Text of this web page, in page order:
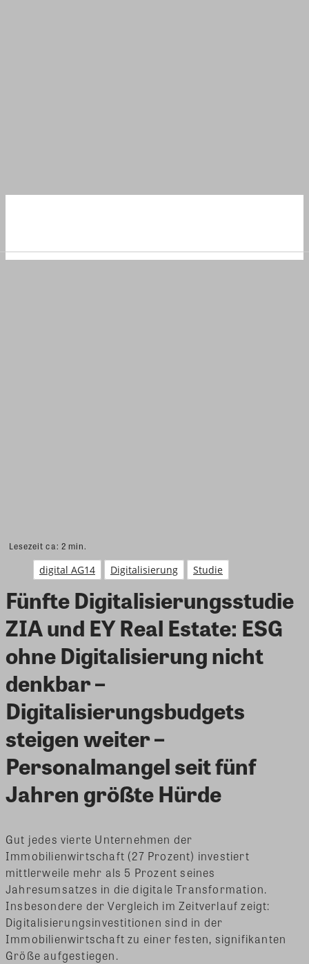
Lesezeit ca: 2 min.
digital AG14 Digitalisierung Studie
Fünfte Digitalisierungsstudie
ZIA und EY Real Estate: ESG
ohne Digitalisierung nicht
denkbar –
Digitalisierungsbudgets
steigen weiter –
Personalmangel seit fünf
Jahren größte Hürde
Gut jedes vierte Unternehmen der
Immobilienwirtschaft (27 Prozent) investiert
mittlerweile mehr als 5 Prozent seines
Jahresumsatzes in die digitale Transformation.
Insbesondere der Vergleich im Zeitverlauf zeigt:
Digitalisierungsinvestitionen sind in der
Immobilienwirtschaft zu einer festen, signifikanten
Größe aufgestiegen.